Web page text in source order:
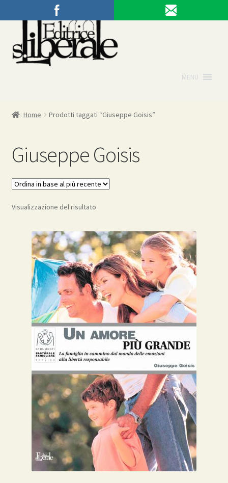
Vai
alla
navigazione
Vai
contenuto
MENU
Home Prodotti taggati “Giuseppe Goisis”
Giuseppe Goisis
Visualizzazione del risultato